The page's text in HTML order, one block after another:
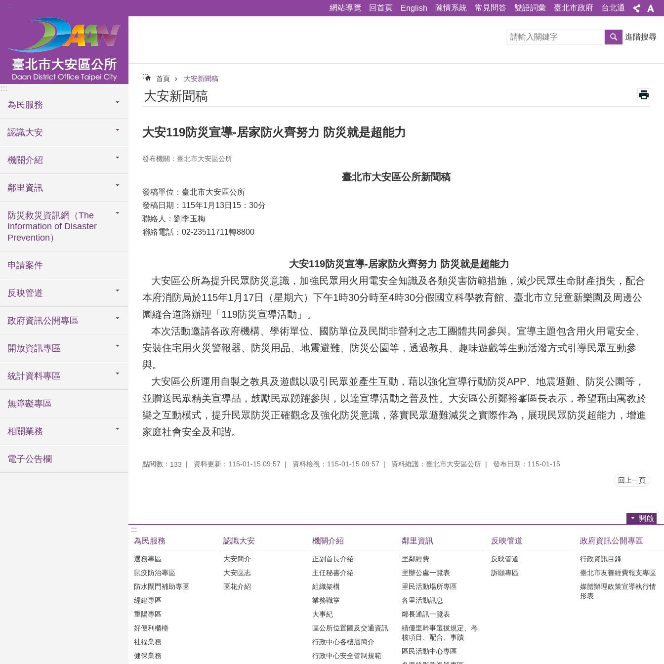
跳到主要內容區塊
::: 網站導覽 回首頁 English 陳情系統 常見問答 雙語詞彙 臺北市政府 台北通
:::
為民服務
認識大安
機關介紹
鄰里資訊
防災救災資訊網（The
Information of Disaster
Prevention）
申請案件
反映管道
政府資訊公開專區
開放資訊專區
統計資料專區
無障礙專區
相關業務
電子公告欄
進階搜尋
::: 首頁 大安新聞稿
大安新聞稿
大安119防災宣導-居家防火齊努力 防災就是超能力
發布機關：臺北市大安區公所
臺北市大安區公所新聞稿
發稿單位：臺北市大安區公所
發稿日期：115年1月13日15：30分
聯絡人：劉李玉梅
聯絡電話：02-23511711轉8800
大安119防災宣導-居家防火齊努力 防災就是超能力
大安區公所為提升民眾防災意識，加強民眾用火用電安全知識及各類災害防範措施，減少民眾生命財產損失，配合
本府消防局於115年1月17日（星期六）下午1時30分時至4時30分假國立科學教育館、臺北市立兒童新樂園及周邊公
園縫合道路辦理「119防災宣導活動」。
本次活動邀請各政府機構、學術單位、國防單位及民間非營利之志工團體共同參與。宣導主題包含用火用電安全、
安裝住宅用火災警報器、防災用品、地震避難、防災公園等，透過教具、趣味遊戲等生動活潑方式引導民眾互動參
與。
大安區公所運用自製之教具及遊戲以吸引民眾並產生互動，藉以強化宣導行動防災APP、地震避難、防災公園等，
並贈送民眾精美宣導品，鼓勵民眾踴躍參與，以達宣導活動之普及性。大安區公所鄭裕峯區長表示，希望藉由寓教於
樂之互動模式，提升民眾防災正確觀念及強化防災意識，落實民眾避難減災之實際作為，展現民眾防災超能力，增進
家庭社會安全及和諧。
點閱數： 133 資料更新：115-01-15 09:57 資料檢視：115-01-15 09:57 資料維護：臺北市大安區公所 發布日期：115-01-15
回上一頁
開啟
:::
為民服務
選務專區
鼠疫防治專區
防水閘門補助專區
經建專區
重陽專區
好便利櫃檯
社福業務
健保業務
認識大安
大安簡介
大安區志
區花介紹
機關介紹
正副首長介紹
主任秘書介紹
組織架構
業務職掌
大事紀
區公所位置圖及交通資訊
行政中心各樓層簡介
行政中心安全管制規範
鄰里資訊
里鄰經費
里辦公處一覽表
里民活動場所專區
各里活動訊息
鄰長通訊一覽表
績優里幹事選拔規定、考
核項目、配合、事蹟
區民活動中心專區
反映管道
反映管道
訴願專區
政府資訊公開專區
行政資訊目錄
臺北市友善經費報支專區
媒體辦理政策宣導執行情
形表